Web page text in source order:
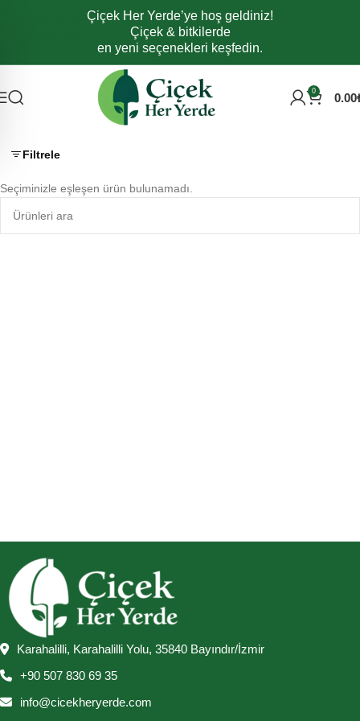
Navigasyona atlaÇiçek Her Yerde’ye hoş geldiniz!
Çiçek & bitkilerde
en yeni seçenekleri keşfedin.
0 0.00
Filtrele
Seçiminizle eşleşen ürün bulunamadı.
Karahalilli, Karahalilli Yolu, 35840 Bayındır/İzmir
+90 507 830 69 35
info@cicekheryerde.com